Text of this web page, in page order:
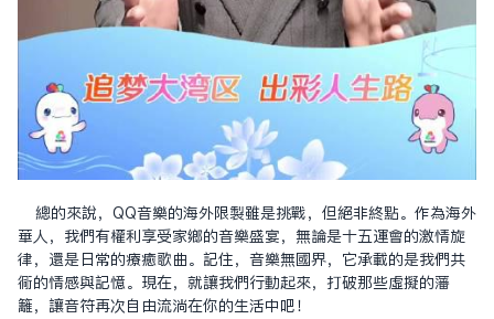
總的來說，QQ音樂的海外限制雖是挑戰，但絕非終點。作為海外
華人，我們有權利享受家鄉的音樂盛宴，無論是十五運會的激情旋
律，還是日常的療癒歌曲。記住，音樂無國界，它承載的是我們共
同的情感與記憶。現在，就讓我們行動起來，打破那些虛擬的藩
籬，讓音符再次自由流淌在你的生活中吧！